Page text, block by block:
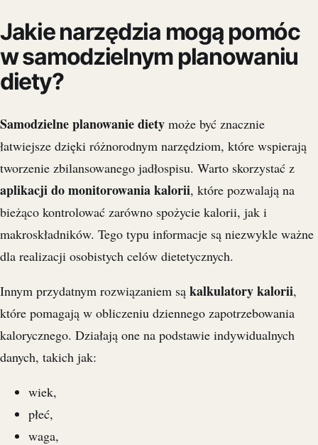
Jakie narzędzia mogą pomóc
w samodzielnym planowaniu
diety?
Samodzielne planowanie diety może być znacznie
łatwiejsze dzięki różnorodnym narzędziom, które wspierają
tworzenie zbilansowanego jadłospisu. Warto skorzystać z
aplikacji do monitorowania kalorii, które pozwalają na
bieżąco kontrolować zarówno spożycie kalorii, jak i
makroskładników. Tego typu informacje są niezwykle ważne
dla realizacji osobistych celów dietetycznych.
Innym przydatnym rozwiązaniem są kalkulatory kalorii,
które pomagają w obliczeniu dziennego zapotrzebowania
kalorycznego. Działają one na podstawie indywidualnych
danych, takich jak:
wiek,
płeć,
waga,